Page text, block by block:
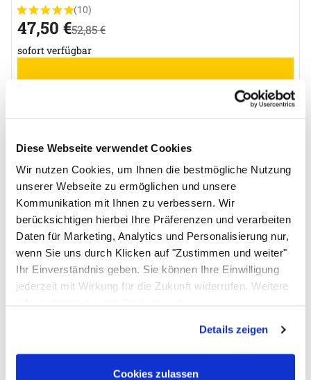
Diese Webseite verwendet Cookies
Wir nutzen Cookies, um Ihnen die bestmögliche Nutzung
unserer Webseite zu ermöglichen und unsere
Kommunikation mit Ihnen zu verbessern. Wir
berücksichtigen hierbei Ihre Präferenzen und verarbeiten
Daten für Marketing, Analytics und Personalisierung nur,
wenn Sie uns durch Klicken auf "Zustimmen und weiter"
Ihr Einverständnis geben. Sie können Ihre Einwilligung
jederzeit mit Wirkung für die Zukunft widerrufen. Weitere
Details zeigen
Cookies zulassen
Bewertung: 5 von 5 (10 Bewertungen)
10 Bewertungen
(10)
statt:
52,85€
jetzt:
47,50 €
sofort verfügbar